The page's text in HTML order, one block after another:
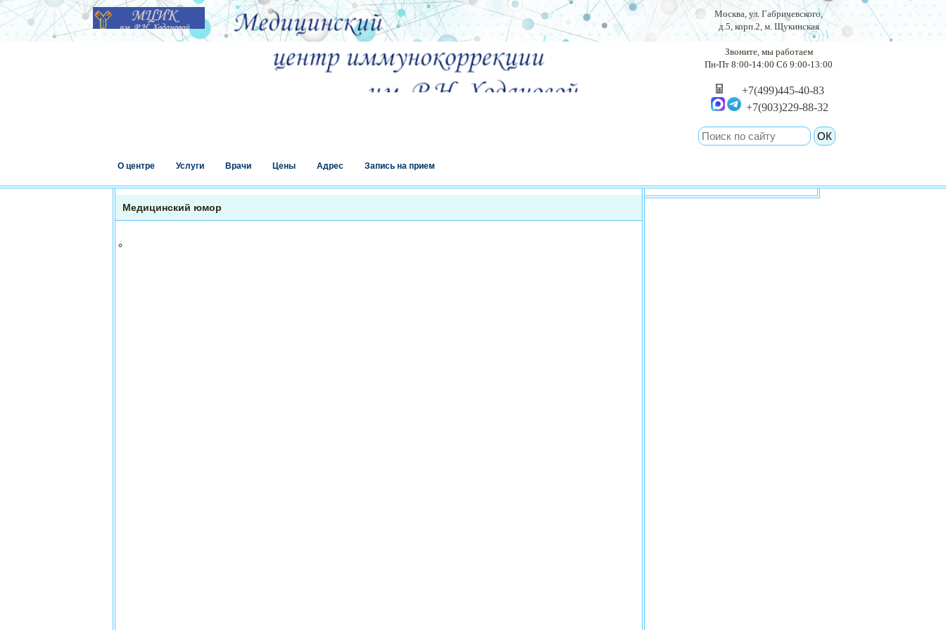
О центре Услуги Врачи Цены Адрес Запись на прием
Москва, ул. Габричевского,
д.5, корп.2, м. Щукинская
Звоните, мы работаем
Пн-Пт 8:00-14:00 Сб 9:00-13:00
+7(499)445-40-83
+7(903)229-88-32
Медицинский юмор